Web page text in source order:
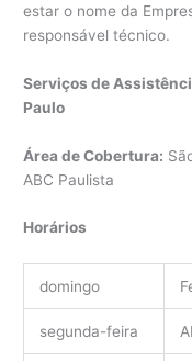
estar o nome da
responsável técnico.
Serviços de
Paulo
Área de Cobertura:
ABC Paulista
Horários
domingo
segunda-feira